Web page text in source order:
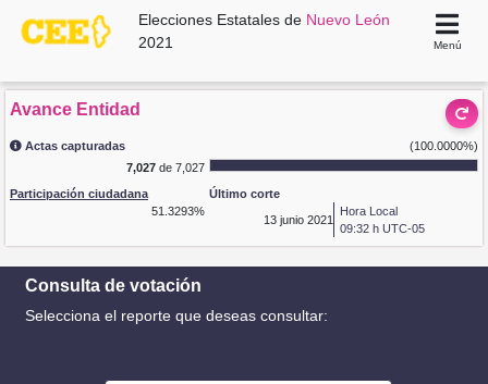
Elecciones Estatales de Nuevo León
2021
Menú
Avance Entidad
Actas capturadas
(100.0000%)
7,027de 7,027
Participación ciudadana
51.3293%
Último corte
13 junio 2021
Hora Local
09:32 h UTC-05
Consulta de votación
Selecciona el reporte que deseas consultar: